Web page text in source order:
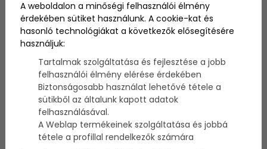
gyesen lévő apuka őszinte
bocsánatkérése
Szerző: admin
2014. szeptember 24.
Minden nőnek bocsánatkéréssel tartozom. Különösen
a gyesen lévő nőknek.Sok férfihoz hasonlóan azt
gondoltam a gyesen lévő anyukákról, hogy vagy
A weboldalon a minőségi felhasználói élmény
érdekében sütiket használunk. A cookie-kat és
hasonló technológiákat a következők elősegítésére
használjuk:
Tartalmak szolgáltatása és fejlesztése a jobb
felhasználói élmény elérése érdekében
Biztonságosabb használat lehetővé tétele a
sütikből az általunk kapott adatok
felhasználásával.
A Weblap termékeinek szolgáltatása és jobbá
tétele a profillal rendelkezők számára